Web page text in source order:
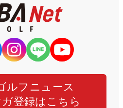
ルフニュース
登録はこちら